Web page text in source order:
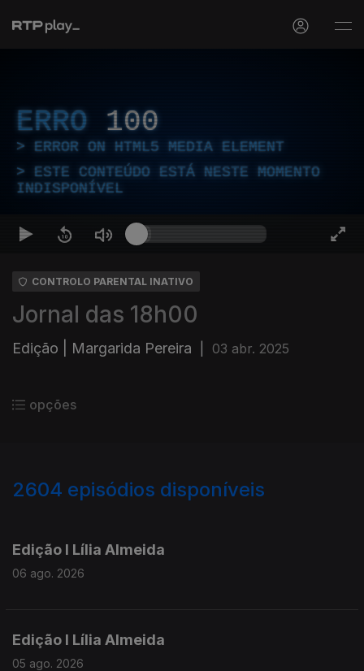
ERRO 100
ERROR ON HTML5 MEDIA ELEMENT
ESTE CONTEÚDO ESTÁ NESTE MOMENTO
INDISPONÍVEL
CONTROLO PARENTAL INATIVO
Jornal das 18h00
Edição | Margarida Pereira 03 abr. 2025
opções
2604 episódios disponíveis
Edição I Lília Almeida
06 ago. 2026
Edição I Lília Almeida
05 ago. 2026